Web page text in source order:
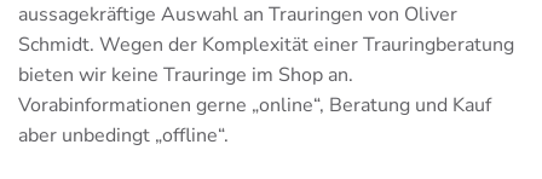
aussagekräftige Auswahl an Trauringen von Oliver
Schmidt. Wegen der Komplexität einer Trauringberatung
bieten wir keine Trauringe im Shop an.
Vorabinformationen gerne „online“, Beratung und Kauf
aber unbedingt „offline“.